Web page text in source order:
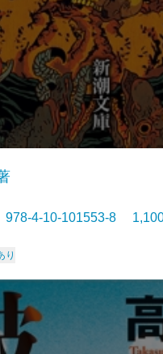
4-10-101553-8
り